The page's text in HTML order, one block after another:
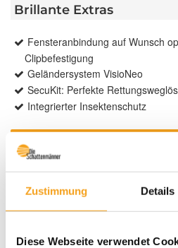
Zustimmung Details
Diese Webseite verwendet
Brillante Extras
Fensteranbindung auf Wunsch
Clipbefestigung
Geländersystem VisioNeo
SecuKit: Perfekte
Integrierter Insektenschutz
Ausstattungsextras
Farben